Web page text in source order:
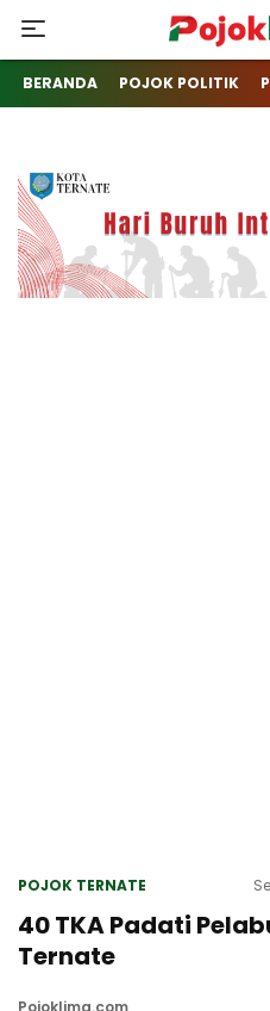
BERANDA POJOK POLITIK
POJOK TERNATE
40 TKA Padati
Ternate
Pojoklima.com